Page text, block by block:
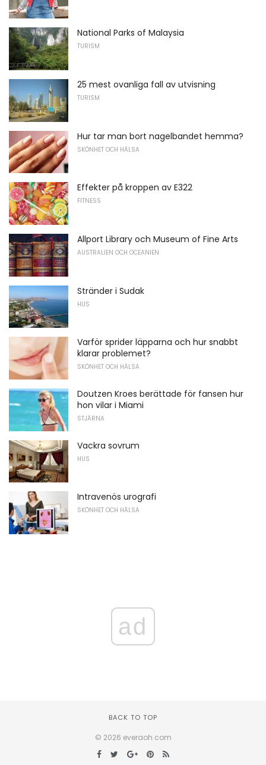
National Parks of Malaysia
TURISM
25 mest ovanliga fall av utvisning
TURISM
Hur tar man bort nagelbandet hemma?
SKÖNHET OCH HÄLSA
Effekter på kroppen av E322
FITNESS
Allport Library och Museum of Fine Arts
AUSTRALIEN OCH OCEANIEN
Stränder i Sudak
HUS
Varför sprider läpparna och hur snabbt
klarar problemet?
SKÖNHET OCH HÄLSA
Doutzen Kroes berättade för fansen hur
hon vilar i Miami
STJÄRNA
Vackra sovrum
HUS
Intravenös urografi
SKÖNHET OCH HÄLSA
ad
BACK TO TOP
© 2026 everaoh.com